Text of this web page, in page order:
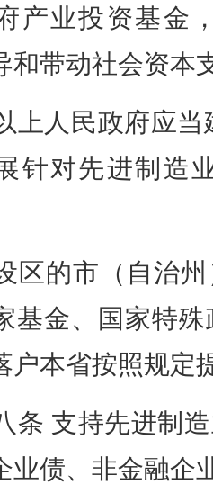
产业投资基金
和带动社会资本
上人民政府应
针对先进制造
区的市（自治
基金、国家特
户本省按照规定
条 支持先进制
业债、非金融企